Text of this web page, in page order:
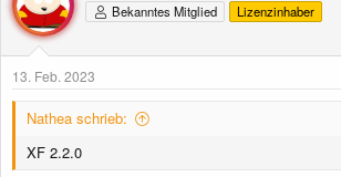
Bekanntes Mitglied Lizenzinhaber
13. Feb. 2023
Nathea schrieb:
XF 2.2.0